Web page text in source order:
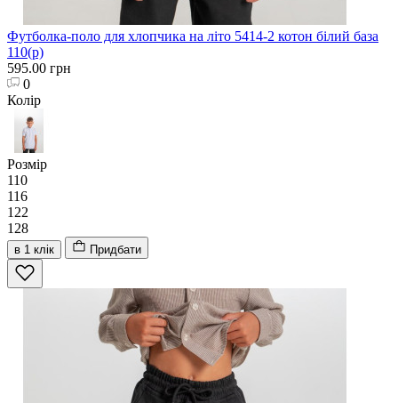
Футболка-поло для хлопчика на літо 5414-2 котон білий база
110(р)
595.00 грн
0
Колір
Розмір
110
116
122
128
в 1 клік Придбати